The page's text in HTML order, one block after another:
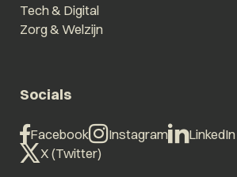
Tech & Digital
Zorg & Welzijn
Socials
Facebook Instagram
LinkedIn
X (Twitter)